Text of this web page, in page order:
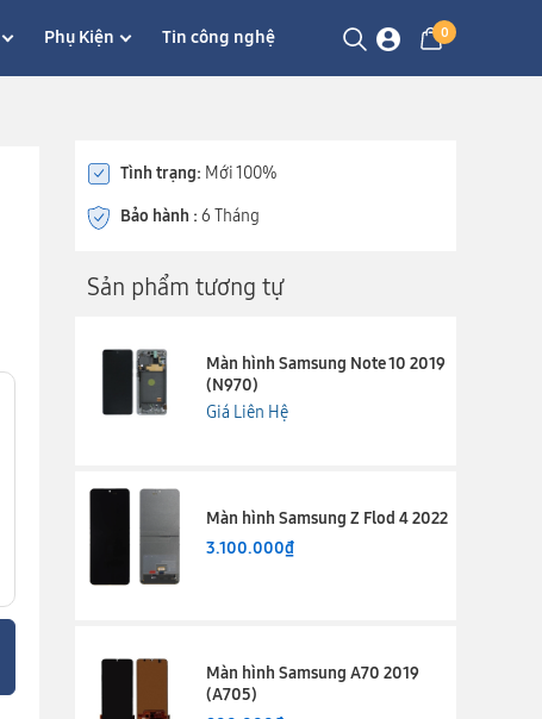
Phụ Kiện Tin công nghệ 0
Tình trạng: Mới 100%
Bảo hành : 6 Tháng
Sản phẩm tương tự
Màn hình Samsung Note 10 2019
(N970)
Giá Liên Hệ
Màn hình Samsung Z Flod 4 2022
3.100.000₫
Màn hình Samsung A70 2019
(A705)